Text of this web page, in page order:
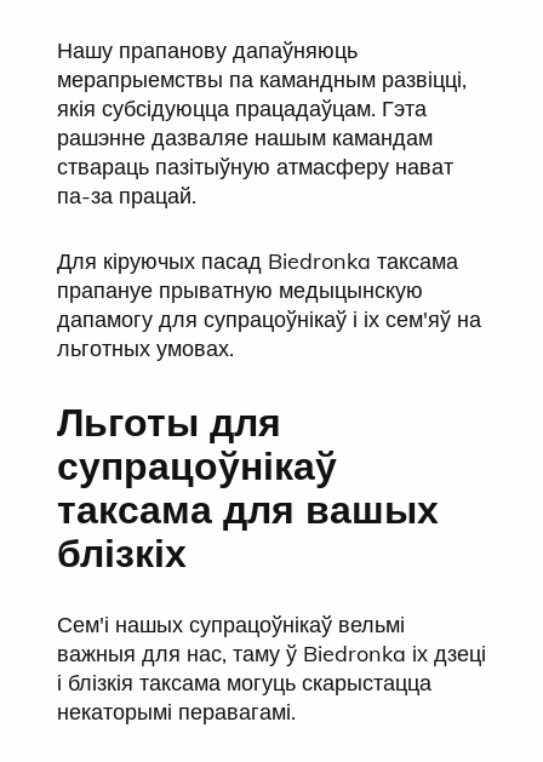
Нашу прапанову дапаўняюць
мерапрыемствы па камандным развіцці,
якія субсідуюцца працадаўцам. Гэта
рашэнне дазваляе нашым камандам
ствараць пазітыўную атмасферу нават
па-за працай.
Для кіруючых пасад Biedronka таксама
прапануе прыватную медыцынскую
дапамогу для супрацоўнікаў і іх сем'яў на
льготных умовах.
Льготы для
супрацоўнікаў
таксама для вашых
блізкіх
Сем'і нашых супрацоўнікаў вельмі
важныя для нас, таму ў Biedronka іх дзеці
і блізкія таксама могуць скарыстацца
некаторымі перавагамі.